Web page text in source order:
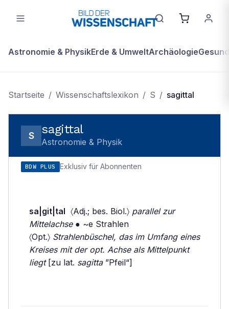
Astronomie & PhysikErde & UmweltArchäologie
Startseite / Wissenschaftslexikon / S / sagittal
S sagittal
Astronomie & Physik
BDW PLUS Exklusiv für Abonnenten
sa|git|tal 〈Adj.; bes. Biol.〉 parallel zur
Mittelachse● ~e Strahlen
〈Opt.〉 Strahlenbüschel, das im Umfang eines
Kreises mit der opt. Achse als Mittelpunkt
liegt[zu lat. sagitta”Pfeil“]